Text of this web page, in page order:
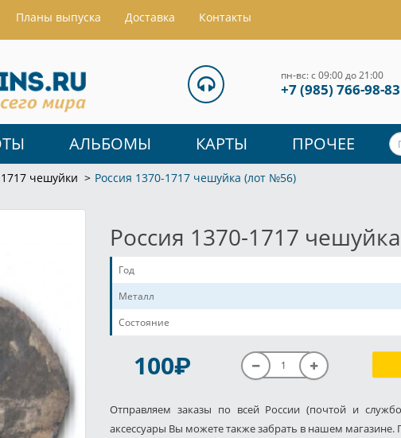
Планы выпуска Доставка Контакты
пн-вс: с 09:00 до 21:00
+7 (985) 766-98-83
АЛЬБОМЫ КАРТЫ ПРОЧЕЕ
чешуйки Россия 1370-1717 чешуйка (лот №56)
Россия 1370-1717
Год
Металл
Состояние
100P
Отправляем заказы по всей России (почтой и
аксессуары Вы можете также забрать в нашем магазине.